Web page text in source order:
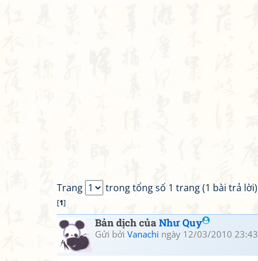
Trang trong tổng số 1 trang (1 bài trả lời)
[1]
Bản dịch củaNhư Quy
Gửi bởi Vanachi ngày 12/03/2010 23:43